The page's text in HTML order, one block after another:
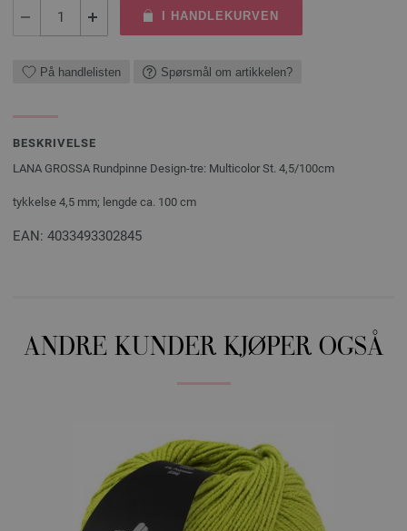
I HANDLEKURVEN
På handlelisten Spørsmål om artikkelen?
BESKRIVELSE
LANA GROSSA Rundpinne Design-tre: Multicolor St. 4,5/100cm
tykkelse 4,5 mm; lengde ca. 100 cm
EAN: 4033493302845
ANDRE KUNDER KJØPER OGSÅ